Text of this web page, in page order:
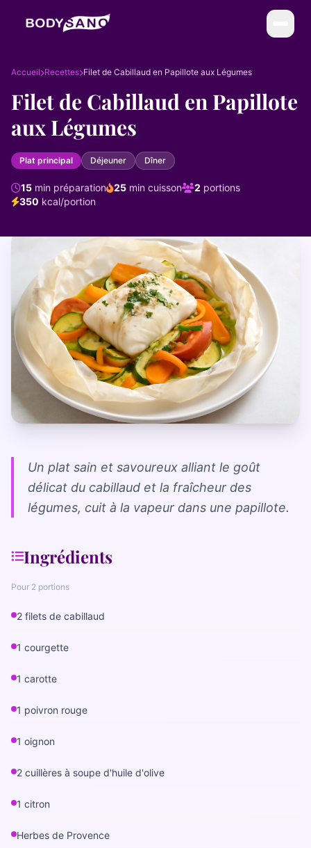
DIÉTÉTIQUE
Calories par activité
My BodySano
ESTHÉTIQUE
Infrathérapie (Sauna Japonais)
COMPLÉMENTS
La gamme complète
La Diet Box
BLOGSANO
Magazine
Minimag
FRANCHISE
Devenez franchisé(e)
Accueil Recettes Filet de Cabillaud en Papillote aux Légumes
Filet de Cabillaud en Papillote
aux Légumes
Plat principal Déjeuner Dîner
15 min préparation 25 min cuisson 2 portions
350 kcal/portion
Un plat sain et savoureux alliant le goût
délicat du cabillaud et la fraîcheur des
légumes, cuit à la vapeur dans une papillote.
Ingrédients
Pour 2 portions
2 filets de cabillaud
1 courgette
1 carotte
1 poivron rouge
1 oignon
2 cuillères à soupe d'huile d'olive
1 citron
Herbes de Provence